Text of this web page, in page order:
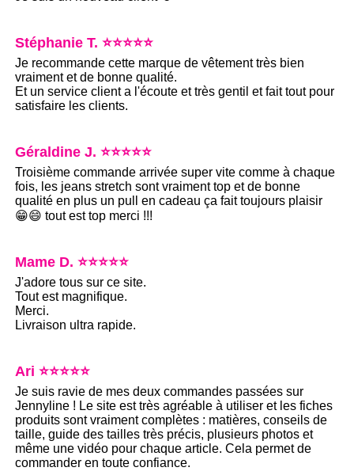
Stéphanie T. ⭐⭐⭐⭐⭐
Je recommande cette marque de vêtement très bien
vraiment et de bonne qualité.
Et un service client a l'écoute et très gentil et fait tout pour
satisfaire les clients.
Géraldine J. ⭐⭐⭐⭐⭐
Troisième commande arrivée super vite comme à chaque
fois, les jeans stretch sont vraiment top et de bonne
qualité en plus un pull en cadeau ça fait toujours plaisir
😁😄 tout est top merci !!!
Mame D. ⭐⭐⭐⭐⭐
J'adore tous sur ce site.
Tout est magnifique.
Merci.
Livraison ultra rapide.
Ari ⭐⭐⭐⭐⭐
Je suis ravie de mes deux commandes passées sur
Jennyline ! Le site est très agréable à utiliser et les fiches
produits sont vraiment complètes : matières, conseils de
taille, guide des tailles très précis, plusieurs photos et
même une vidéo pour chaque article. Cela permet de
commander en toute confiance.